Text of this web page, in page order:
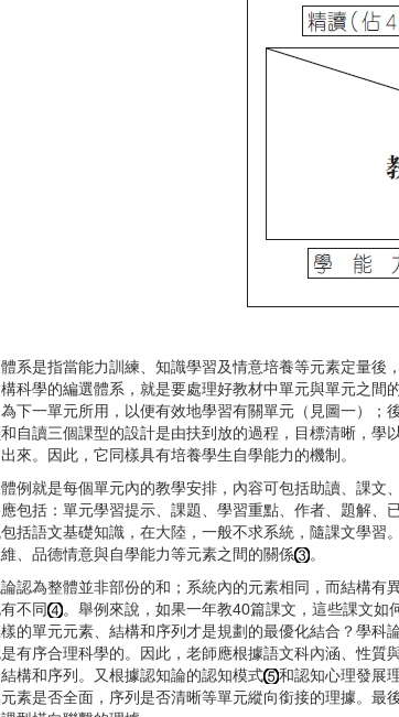
是指當能力訓練、知識學習及情意培養等元素定量後
科學的編選體系，就是要處理好教材中單元與單元之
下一單元所用，以便有效地學習有關單元（見圖一）
自讀三個課型的設計是由扶到放的過程，目標清晰，
來。因此，它同樣具有培養學生自學能力的機制。
就是每個單元內的教學安排，內容可包括助讀、課文
包括：單元學習提示、課題、學習重點、作者、題解、
括語文基礎知識，在大陸，一般不求系統，隨課文學習
、品德情意與自學能力等元素之間的關係
。
為整體並非部份的和；系統內的元素相同，而結構有
不同
。舉例來說，如果一年教40篇課文，這些課文如
的單元元素、結構和序列才是規劃的最優化結合？學
有序合理科學的。因此，老師應根據語文科內涵、性
構和序列。又根據認知論的認知模式
和認知心理發展
素是否全面，序列是否清晰等單元縱向銜接的理據。